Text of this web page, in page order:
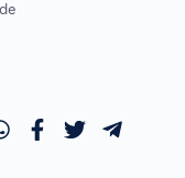
DE ORDEM
OAB